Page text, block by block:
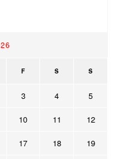
F S S
3 4 5
10 11 12
17 18 19